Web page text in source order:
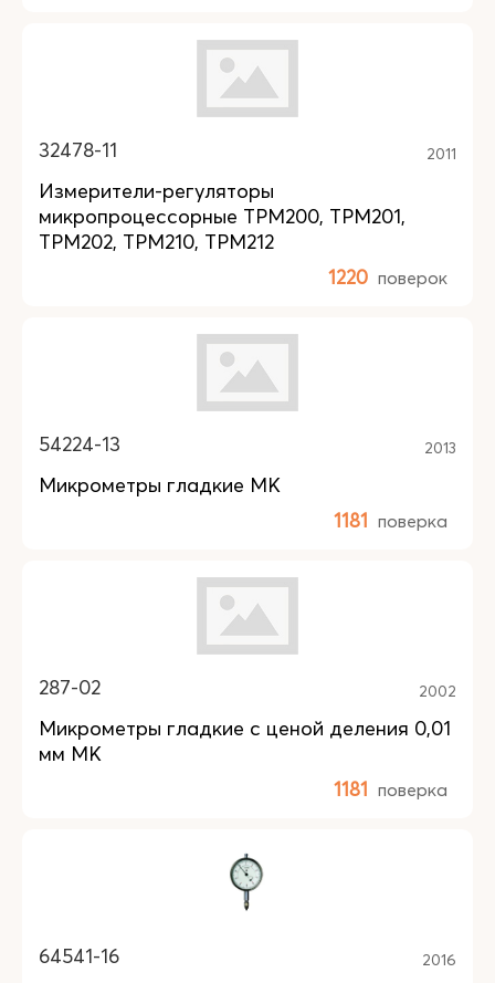
32478-11 2011
Измерители-регуляторы
микропроцессорные ТРМ200, ТРМ201,
ТРМ202, ТРМ210, ТРМ212
1220 поверок
54224-13 2013
Микрометры гладкие МК
1181 поверка
287-02 2002
Микрометры гладкие с ценой деления 0,01
мм МК
1181 поверка
64541-16 2016